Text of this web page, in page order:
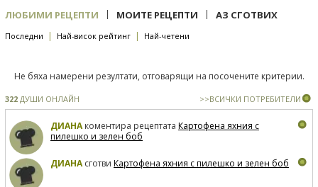
ЛЮБИМИ РЕЦЕПТИ | МОИТЕ РЕЦЕПТИ | АЗ СГОТВИХ
Последни | Най-висок рейтинг | Най-четени
Не бяха намерени резултати, отговарящи на посочените критерии.
322 ДУШИ ОНЛАЙН >>ВСИЧКИ ПОТРЕБИТЕЛИ
ДИАНАкоментира рецептата Картофена яхния с
пилешко и зелен боб
ДИАНАсготви Картофена яхния с пилешко и зелен боб